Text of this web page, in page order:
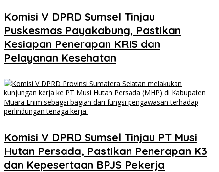
Komisi V DPRD Sumsel Tinjau
Puskesmas Payakabung, Pastikan
Kesiapan Penerapan KRIS dan
Pelayanan Kesehatan
Komisi V DPRD Sumsel Tinjau PT Musi
Hutan Persada, Pastikan Penerapan K3
dan Kepesertaan BPJS Pekerja